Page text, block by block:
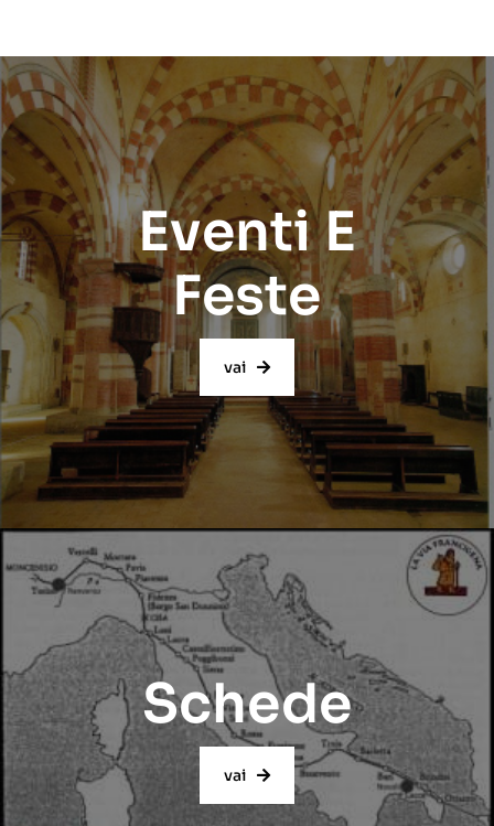
Eventi E
Feste
vai
Schede
vai